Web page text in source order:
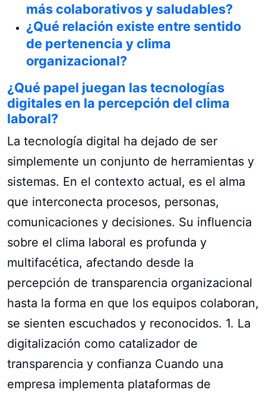
más colaborativos y saludables?
¿Qué relación existe entre sentido
de pertenencia y clima
organizacional?
¿Qué papel juegan las tecnologías
digitales en la percepción del clima
laboral?
La tecnología digital ha dejado de ser
simplemente un conjunto de herramientas y
sistemas. En el contexto actual, es el alma
que interconecta procesos, personas,
comunicaciones y decisiones. Su influencia
sobre el clima laboral es profunda y
multifacética, afectando desde la
percepción de transparencia organizacional
hasta la forma en que los equipos colaboran,
se sienten escuchados y reconocidos. 1. La
digitalización como catalizador de
transparencia y confianza Cuando una
empresa implementa plataformas de